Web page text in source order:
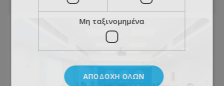
Μη ταξινομημένα
ΑΠΟΔΟΧΉ ΌΛΩΝ